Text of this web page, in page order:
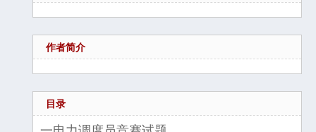
作者简介
目录